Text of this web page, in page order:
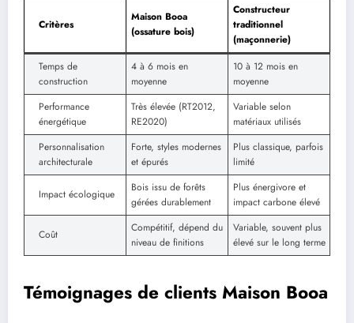
Critères
Maison Booa
(ossature bois)
Constructeur
traditionnel
(maçonnerie)
Temps de
construction
4 à 6 mois en
moyenne
10 à 12 mois en
moyenne
Performance
énergétique
Très élevée (RT2012,
RE2020)
Variable selon
matériaux utilisés
Personnalisation
architecturale
Forte, styles modernes
et épurés
Plus classique, parfois
limité
Impact écologique
Bois issu de forêts
gérées durablement
Plus énergivore et
impact carbone élevé
Coût
Compétitif, dépend du
niveau de finitions
Variable, souvent plus
élevé sur le long terme
Témoignages de clients Maison Booa